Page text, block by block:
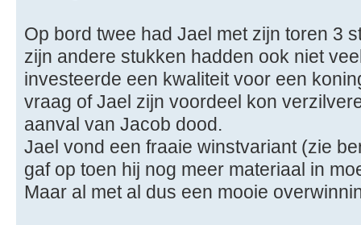
Op bord twee had Jael met zijn toren 3
zijn andere stukken hadden ook niet
investeerde een kwaliteit voor een
vraag of Jael zijn voordeel kon
aanval van Jacob dood.
Jael vond een fraaie winstvariant (zie
gaf op toen hij nog meer materiaal in
Maar al met al dus een mooie